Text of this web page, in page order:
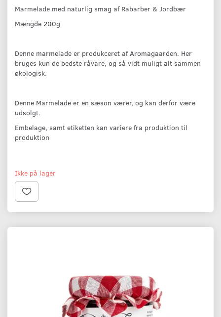
Marmelade med naturlig smag af Rabarber & Jordbær
Mængde 200g
Denne marmelade er produkceret af Aromagaarden. Her
bruges kun de bedste råvare, og så vidt muligt alt sammen
økologisk.
Denne Marmelade er en sæson værer, og kan derfor være
udsolgt.
Embelage, samt etiketten kan variere fra produktion til
produktion
Ikke på lager